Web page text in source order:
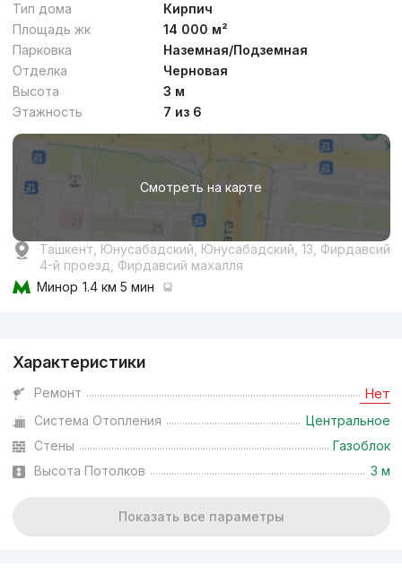
Тип дома
Кирпич
Площадь жк
14 000 м²
Парковка
Наземная/Подземная
Отделка
Черновая
Высота
3 м
Этажность
7 из 6
Смотреть на карте
Ташкент, Юнусабадский, Юнусабадский, 13, Фирдавсий
4-й проезд, Фирдавсий махалля
Минор 1.4 км 5 мин
Характеристики
Ремонт Нет
Система Отопления
Центральное
Стены
Газоблок
Высота Потолков
3 м
Показать все параметры